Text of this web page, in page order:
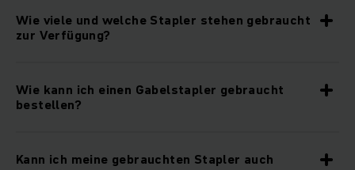
Wie viele und welche Stapler stehen gebraucht
zur Verfügung?
Wie kann ich einen Gabelstapler gebraucht
bestellen?
Kann ich meine gebrauchten Stapler auch